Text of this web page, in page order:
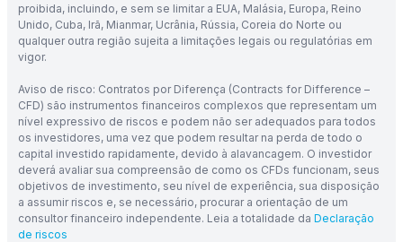
proibida, incluindo, e sem se limitar a EUA, Malásia, Europa, Reino
Unido, Cuba, Irã, Mianmar, Ucrânia, Rússia, Coreia do Norte ou
qualquer outra região sujeita a limitações legais ou regulatórias em
vigor.
Aviso de risco: Contratos por Diferença (Contracts for Difference –
CFD) são instrumentos financeiros complexos que representam um
nível expressivo de riscos e podem não ser adequados para todos
os investidores, uma vez que podem resultar na perda de todo o
capital investido rapidamente, devido à alavancagem. O investidor
deverá avaliar sua compreensão de como os CFDs funcionam, seus
objetivos de investimento, seu nível de experiência, sua disposição
a assumir riscos e, se necessário, procurar a orientação de um
consultor financeiro independente. Leia a totalidade da Declaração
de riscos